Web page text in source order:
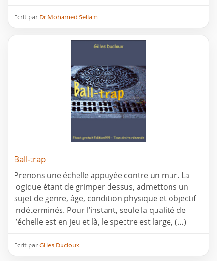
Ecrit par Dr Mohamed Sellam
Ball-trap
Prenons une échelle appuyée contre un mur. La
logique étant de grimper dessus, admettons un
sujet de genre, âge, condition physique et objectif
indéterminés. Pour l’instant, seule la qualité de
l’échelle est en jeu et là, le spectre est large, (…)
Ecrit parGilles Ducloux